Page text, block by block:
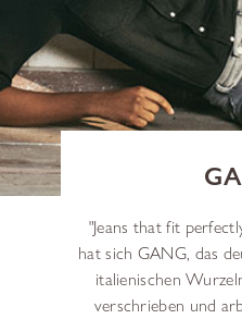
"Jeans that fit
hat sich GANG, das
italienischen
verschrieben und